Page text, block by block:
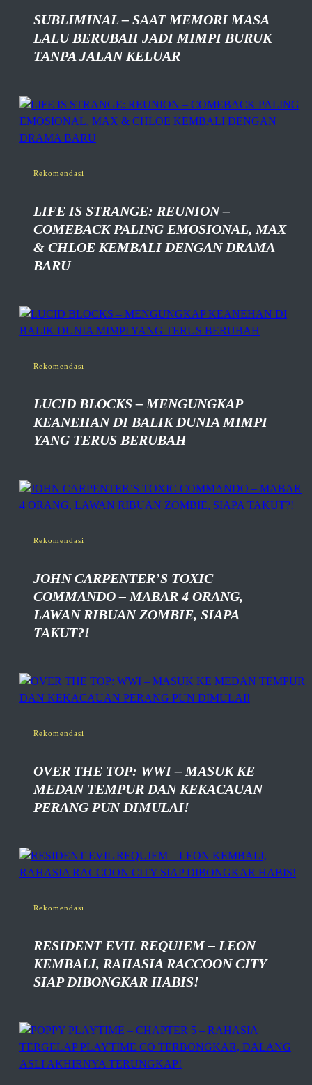
SUBLIMINAL – SAAT MEMORI MASA
LALU BERUBAH JADI MIMPI BURUK
TANPA JALAN KELUAR
Rekomendasi
LIFE IS STRANGE: REUNION –
COMEBACK PALING EMOSIONAL, MAX
& CHLOE KEMBALI DENGAN DRAMA
BARU
Rekomendasi
LUCID BLOCKS – MENGUNGKAP
KEANEHAN DI BALIK DUNIA MIMPI
YANG TERUS BERUBAH
Rekomendasi
JOHN CARPENTER’S TOXIC
COMMANDO – MABAR 4 ORANG,
LAWAN RIBUAN ZOMBIE, SIAPA
TAKUT?!
Rekomendasi
OVER THE TOP: WWI – MASUK KE
MEDAN TEMPUR DAN KEKACAUAN
PERANG PUN DIMULAI!
Rekomendasi
RESIDENT EVIL REQUIEM – LEON
KEMBALI, RAHASIA RACCOON CITY
SIAP DIBONGKAR HABIS!